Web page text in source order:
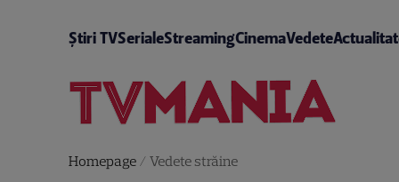
Știri TVSerialeStreamingCinemaVedete
Homepage/ Vedete străine